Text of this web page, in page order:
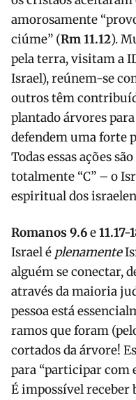
amorosamente
ciúme” (Rm 11.12).
pela terra, visitam a
Israel), reúnem-se
outros têm
plantado árvores
defendem uma forte
Todas essas ações
totalmente “C” – o
espiritual dos
Romanos 9.6e11.17-
Israel é plenamente
alguém se conectar,
através da maioria
pessoa está
ramos que foram
cortados da árvore!
para “participar com
É impossível receber